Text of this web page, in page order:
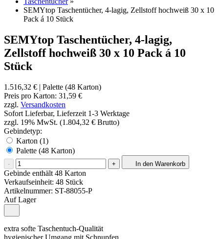
SEMYtop Taschentücher, 4-lagig, Zellstoff hochweiß 30 x 10
Pack á 10 Stück
SEMYtop Taschentücher, 4-lagig,
Zellstoff hochweiß 30 x 10 Pack á 10
Stück
1.516,32 € | Palette (48 Karton)
Preis pro Karton: 31,59 €
zzgl. Versandkosten
Sofort Lieferbar, Lieferzeit 1-3 Werktage
zzgl. 19% MwSt. (1.804,32 € Brutto)
Gebindetyp:
Karton (1)
Palette (48 Karton)
- + In den Warenkorb
Gebinde enthält 48 Karton
Verkaufseinheit: 48 Stück
Artikelnummer: ST-88055-P
Auf Lager
extra softe Taschentuch-Qualität
hygienischer Umgang mit Schnupfen